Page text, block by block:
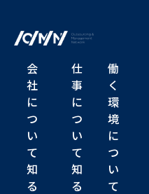
会
社
に
つ
い
て
知
る
仕
事
に
つ
い
て
知
る
働
く
環
境
に
つ
い
て